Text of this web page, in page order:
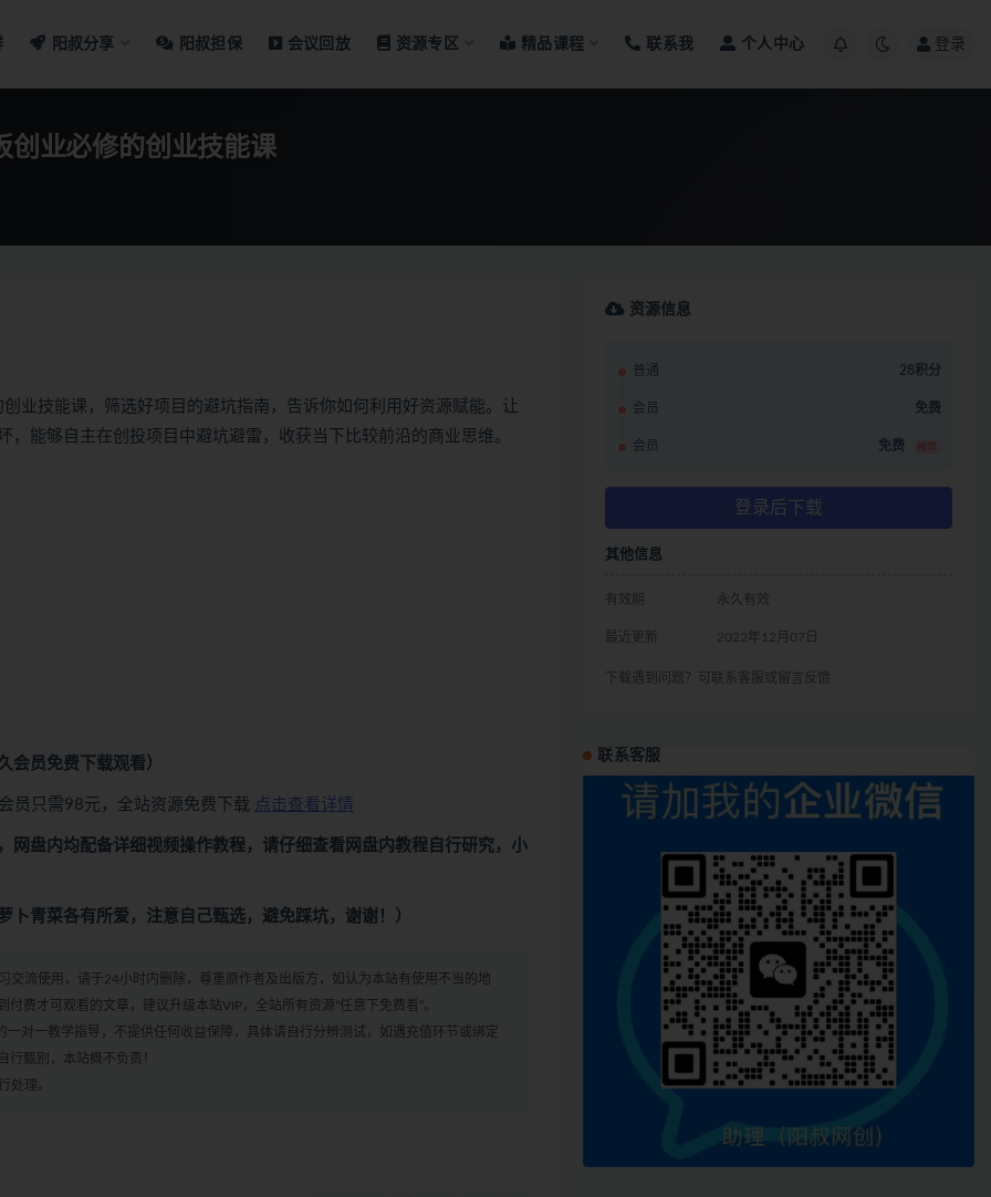
阳叔分享 阳叔担保 会议回放 资源专区 精品课程 联系我 个人中心 登录
创业必修的创业技能课
业技能课，筛选好项目的避坑指南，告诉你如何利用好资源赋能。让
能够自主在创投项目中避坑避雷，收获当下比较前沿的商业思维。
会员免费下载观看）
员只需98元，全站资源免费下载 点击查看详情
网盘内均配备详细视频操作教程，请仔细查看网盘内教程自行研究，小
青菜各有所爱，注意自己甄选，避免踩坑，谢谢！）
交流使用，请于24小时内删除，尊重原作者及出版方，如认为本站有使用不当的地
费才可观看的文章，建议升级本站VIP，全站所有资源“任意下免费看”。
对一教学指导，不提供任何收益保障，具体请自行分辨测试，如遇充值环节或绑定
行甄别，本站概不负责！
处理。
资源信息
普通 28积分
会员 免费
会员 免费 推荐
登录后下载
其他信息
有效期 永久有效
最近更新 2022年12月07日
下载遇到问题？可联系客服或留言反馈
联系客服